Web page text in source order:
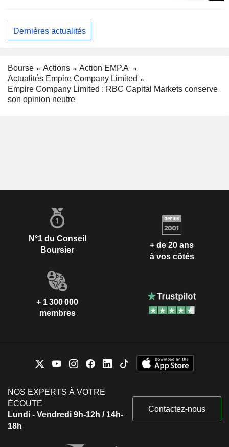
Dernières actualités
Bourse Actions
Action EMP.A
Actualités Empire Company Limited
Empire Company Limited : RBC Capital Markets conserve
son opinion neutre
N°1 du Conseil
Boursier
+ de 20 ans
à vos côtés
+ 1 300 000
membres
NOS EXPERTS À VOTRE
ÉCOUTE
Lundi - Vendredi 9h-12h / 14h-
18h
Contactez-nous